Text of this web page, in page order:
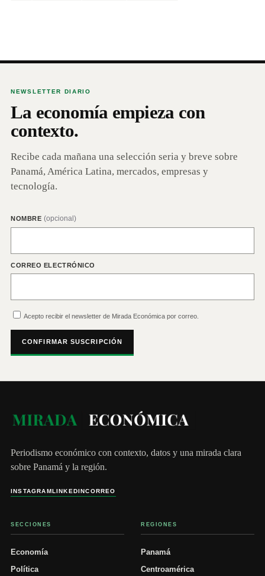
NEWSLETTER DIARIO
La economía empieza con
contexto.
Recibe cada mañana una selección seria y breve sobre
Panamá, América Latina, mercados, empresas y
tecnología.
NOMBRE (opcional)
CORREO ELECTRÓNICO
Acepto recibir el newsletter de Mirada Económica por correo.
CONFIRMAR SUSCRIPCIÓN
Periodismo económico con contexto, datos y una mirada clara
sobre Panamá y la región.
INSTAGRAMLINKEDINCORREO
SECCIONES
Economía
Política
REGIONES
Panamá
Centroamérica